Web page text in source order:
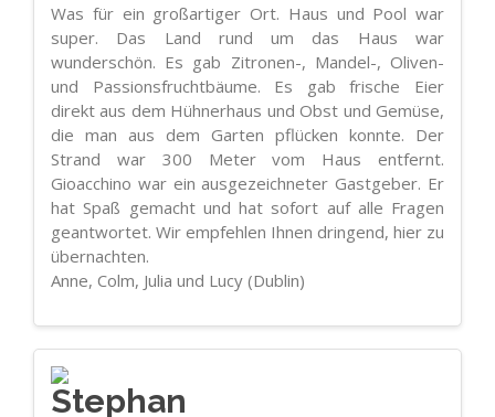
Was für ein großartiger Ort. Haus und Pool war
super. Das Land rund um das Haus war
wunderschön. Es gab Zitronen-, Mandel-, Oliven-
und Passionsfruchtbäume. Es gab frische Eier
direkt aus dem Hühnerhaus und Obst und Gemüse,
die man aus dem Garten pflücken konnte. Der
Strand war 300 Meter vom Haus entfernt.
Gioacchino war ein ausgezeichneter Gastgeber. Er
hat Spaß gemacht und hat sofort auf alle Fragen
geantwortet. Wir empfehlen Ihnen dringend, hier zu
übernachten.
Anne, Colm, Julia und Lucy (Dublin)